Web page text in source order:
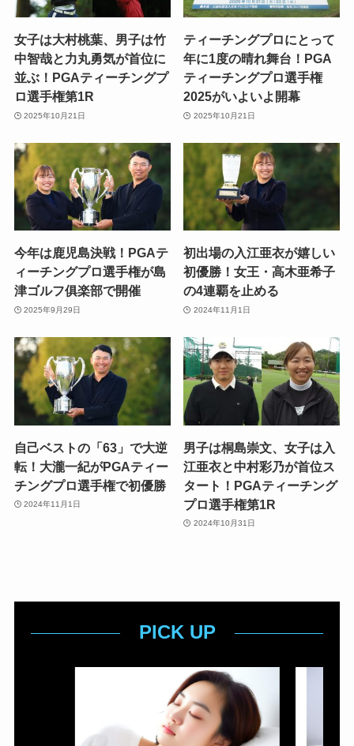
女子は大村桃葉、男子は竹
中智哉と力丸勇気が首位に
並ぶ！PGAティーチングプ
ロ選手権第1R
2025年10月21日
ティーチングプロにとって
年に1度の晴れ舞台！PGA
ティーチングプロ選手権
2025がいよいよ開幕
2025年10月21日
今年は鹿児島決戦！PGAテ
ィーチングプロ選手権が島
津ゴルフ俱楽部で開催
2025年9月29日
初出場の入江亜衣が嬉しい
初優勝！女王・高木亜希子
の4連覇を止める
2024年11月1日
自己ベストの「63」で大逆
転！大瀧一紀がPGAティー
チングプロ選手権で初優勝
2024年11月1日
男子は桐島崇文、女子は入
江亜衣と中村彩乃が首位ス
タート！PGAティーチング
プロ選手権第1R
2024年10月31日
PICK UP